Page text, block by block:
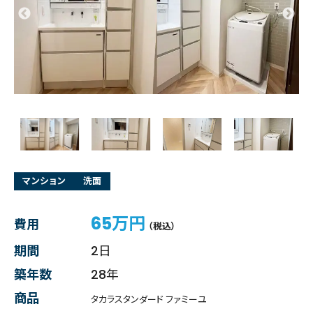
マンション 洗面
費用 65万円 （税込）
期間
2日
築年数
28年
商品
タカラスタンダード ファミーユ